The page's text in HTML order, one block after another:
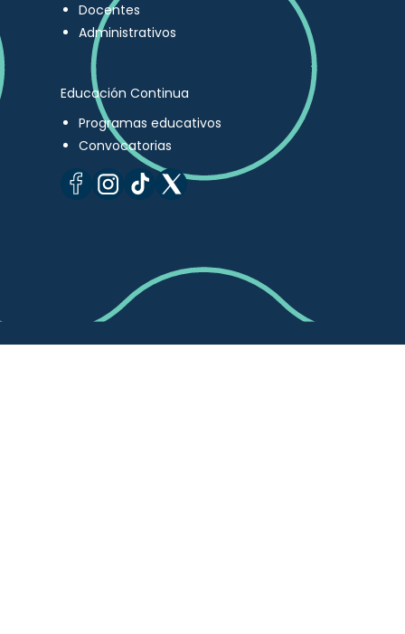
Docentes
Administrativos
Educación Continua
Programas educativos
Convocatorias